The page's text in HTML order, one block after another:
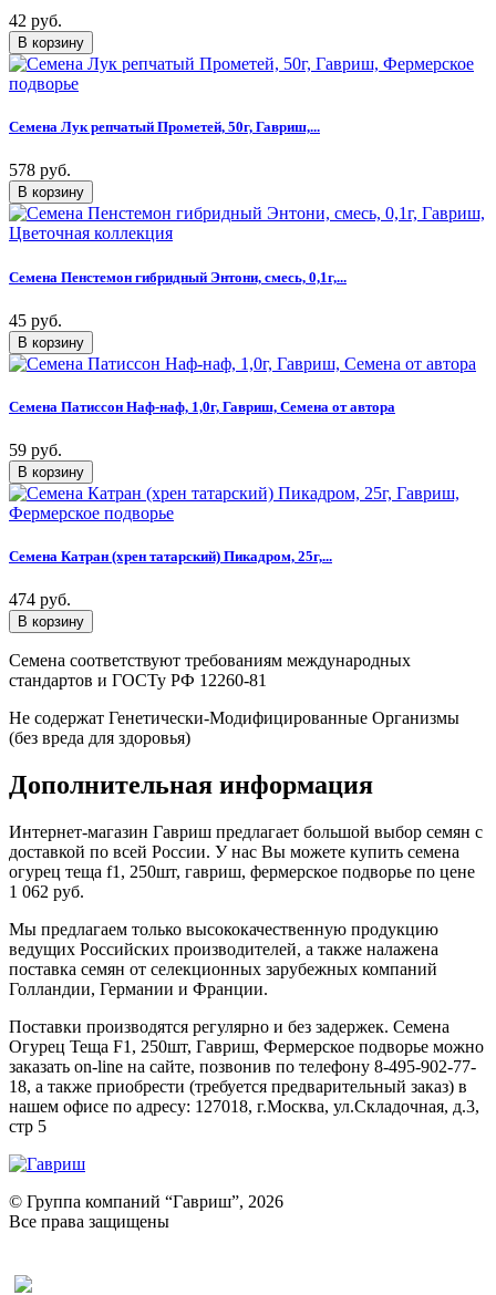
42 руб.
Семена Лук репчатый Прометей, 50г, Гавриш,...
578 руб.
Семена Пенстемон гибридный Энтони, смесь, 0,1г,...
45 руб.
Семена Патиссон Наф-наф, 1,0г, Гавриш, Семена от автора
59 руб.
Семена Катран (хрен татарский) Пикадром, 25г,...
474 руб.
Семена соответствуют требованиям международных
стандартов и ГОСТу РФ 12260-81
Не содержат Генетически-Модифицированные Организмы
(без вреда для здоровья)
Дополнительная информация
Интернет-магазин Гавриш предлагает большой выбор семян с
доставкой по всей России. У нас Вы можете купить семена
огурец теща f1, 250шт, гавриш, фермерское подворье по цене
1 062 руб.
Мы предлагаем только высококачественную продукцию
ведущих Российских производителей, а также налажена
поставка семян от селекционных зарубежных компаний
Голландии, Германии и Франции.
Поставки производятся регулярно и без задержек. Семена
Огурец Теща F1, 250шт, Гавриш, Фермерское подворье можно
заказать on-line на сайте, позвонив по телефону 8-495-902-77-
18, а также приобрести (требуется предварительный заказ) в
нашем офисе по адресу: 127018, г.Москва, ул.Складочная, д.3,
стр 5
© Группа компаний “Гавриш”, 2026
Все права защищены